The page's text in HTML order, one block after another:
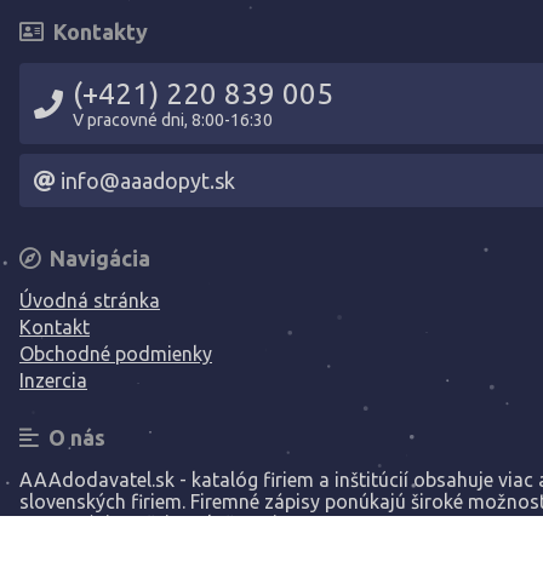
Kontakty
(+421) 220 839 005
V pracovné dni, 8:00-16:30
info@aaadopyt.sk
Navigácia
Úvodná stránka
Kontakt
Obchodné podmienky
Inzercia
O nás
AAAdodavatel.sk - katalóg firiem a inštitúcií obsahuje viac
slovenských firiem. Firemné zápisy ponúkajú široké
prezentáciu vašej spoločnosti.